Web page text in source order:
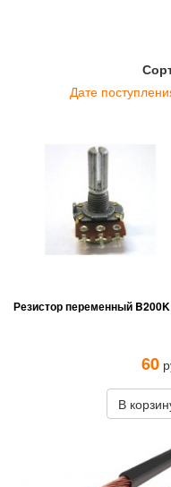
Дате
Резистор переменный B200K
60
В